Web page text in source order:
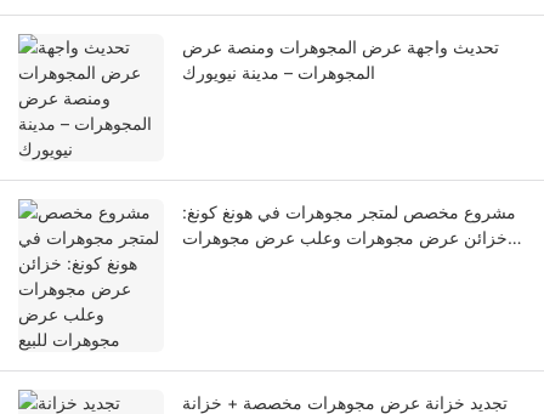
تحديث واجهة عرض المجوهرات ومنصة عرض
المجوهرات – مدينة نيويورك
مشروع مخصص لمتجر مجوهرات في هونغ كونغ:
خزائن عرض مجوهرات وعلب عرض مجوهرات
تجديد خزانة عرض مجوهرات مخصصة + خزانة